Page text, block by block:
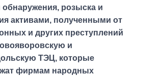
розыска и
активами, полученными от
и других преступлений
и
ТЭЦ, которые
фирмам народных